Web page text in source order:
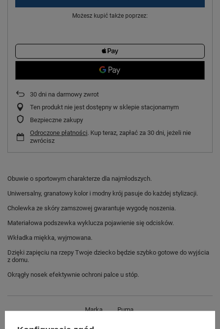
Możesz kupić także poprzez:
30 dni na darmowy zwrot
Ten produkt nie jest dostępny w sklepie stacjonarnym
Bezpieczne zakupy
Odroczone płatności. Kup teraz, zapłać za 30 dni, jeżeli nie
zwrócisz
Obuwie o sportowym charakterze dla najmłodszych.
Uniwersalny, granatowy kolor i modny krój pasuje do każdej stylizacji.
Cholewka ze skóry zamszowej gwarantuje wygodę noszenia.
Materiałowa podszewka wyklucza pojawienie się odcisków.
Wkładka miękka, wyjmowana.
Dzięki zapięciu na rzepy Twoje dziecko będzie szybko gotowe do wyjścia
z domu.
Okrągły nosek efektywnie ochroni palce u stóp.
Marka Puma
Symbol